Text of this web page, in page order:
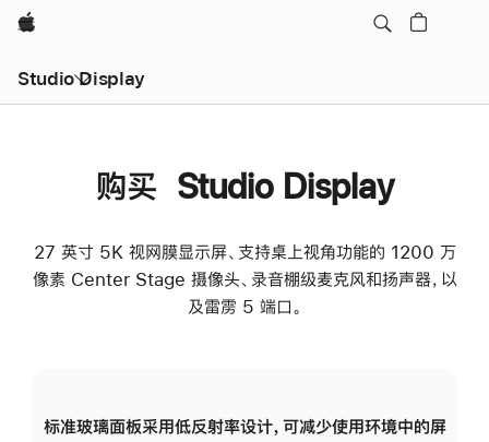
Apple
Studio Display
购买 Studio Display
27 英寸 5K 视网膜显示屏、支持桌上视角功能的 1200 万
像素 Center Stage 摄像头、录音棚级麦克风和扬声器，以
及雷雳 5 端口。
标准玻璃面板采用低反射率设计，可减少使用环境中的屏